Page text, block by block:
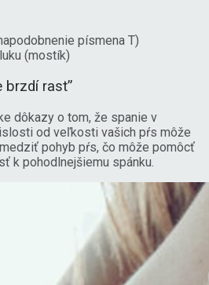
písmena T)
(mostík)
brzdí rast”
dôkazy o tom, že spanie v
od veľkosti vašich pŕs môže
pohyb pŕs, čo môže pomôcť
k pohodlnejšiemu spánku.